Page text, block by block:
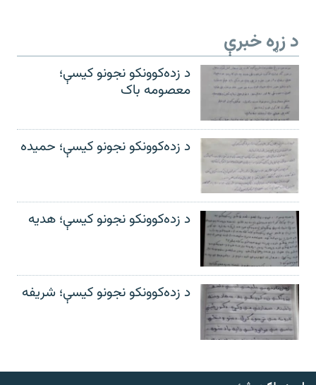
د زړه خبرې
د زده‌کوونکو نجونو کیسې؛
معصومه باک
د زده‌کوونکو نجونو کیسې؛ حمیده
د زده‌کوونکو نجونو کیسې؛ هدیه
د زده‌کوونکو نجونو کیسې؛ شریفه